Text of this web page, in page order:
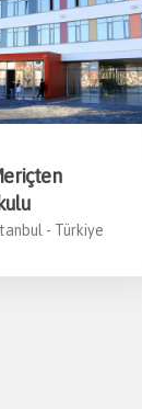
- Türkiye